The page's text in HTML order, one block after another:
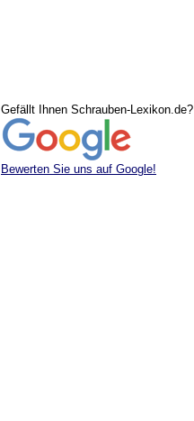
Gefällt Ihnen Schrauben-Lexikon.de?
Bewerten Sie uns auf Google!